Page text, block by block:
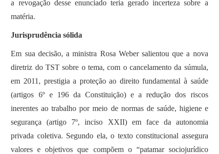
a revogação desse enunciado teria gerado incerteza sobre a
matéria.
Jurisprudência sólida
Em sua decisão, a ministra Rosa Weber salientou que a nova
diretriz do TST sobre o tema, com o cancelamento da súmula,
em 2011, prestigia a proteção ao direito fundamental à saúde
(artigos 6º e 196 da Constituição) e a redução dos riscos
inerentes ao trabalho por meio de normas de saúde, higiene e
segurança (artigo 7º, inciso XXII) em face da autonomia
privada coletiva. Segundo ela, o texto constitucional assegura
valores e objetivos que compõem o “patamar sociojurídico